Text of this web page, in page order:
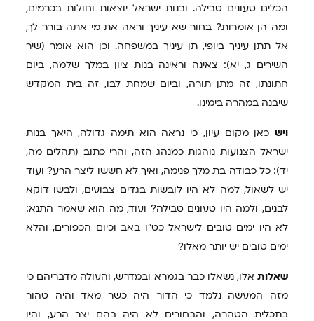
הכלים טעונים טבילה. ובנות ישראל יוצאות וחולות בכרמים,
ומה הן אומרות? בחור שא עיניך וראה את מי אתה בורר לך,
אל תתן עיניך ביופי, תן עיניך במשפחה. וכן הוא אומר (שיר
השירים ג, יא): צאינה וראינה בנות ציון במלך שלמה, ביום
חתונתו, זה מתן תורה, וביום שמחת לבו, זה בית המקדש
שיבנה במהרה בימינו.
ויש כאן מקום עיון, כי נראה הוא תימה גדולה, היאך בנות
ישראל הצנועות נוהגות כמנהג הזה, והרי כתוב (תהלים מה,
יד): כל כבודה בת מלך פנימה, ואיך לא חששו ליצר הרע? ועוד
יש לשאול, למה לא היו לובשות בגדים צבועים, ולבשו דוקא
לבנים, ולמה היו טעונים טבילה? ועוד, מה הוא שאמר התנא:
לא היו ימים טובים לישראל כט"ו באב וכיום הכפורים, והלא
ימים טובים יש יותר מאלו?
שאלות אלו, נשאלו כבר בגמרא ובמדרש, והעולה מדבריהם כי
מזה המעשה נלמד כי הדור היה כשר מאד והיה טהור
בתכלית הטהרה, והבחורים לא היה בהם יצר הרע, והיו